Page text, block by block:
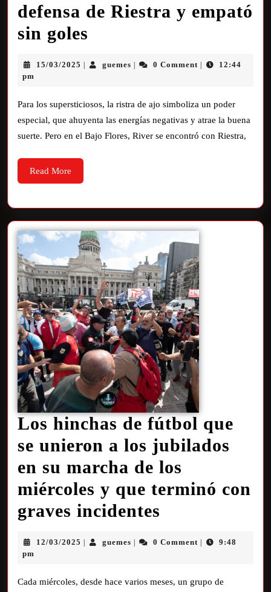
defensa de Riestra y empató
sin goles
15/03/2025 guemes 0 Comment
12:44
pm
Para los supersticiosos, la ristra de ajo simboliza un poder
especial, que ahuyenta las energías negativas y atrae la buena
suerte. Pero en el Bajo Flores, River se encontró con Riestra,
Read More
Los hinchas de fútbol que
se unieron a los jubilados
en su marcha de los
miércoles y que terminó con
graves incidentes
12/03/2025 guemes 0 Comment
9:48
pm
Cada miércoles, desde hace varios meses, un grupo de